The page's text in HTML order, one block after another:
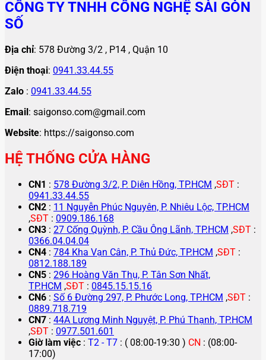
CÔNG TY TNHH CÔNG NGHỆ SÀI GÒN
SỐ
Địa chỉ: 578 Đường 3/2 , P14 , Quận 10
Điện thoại: 0941.33.44.55
Zalo : 0941.33.44.55
Email: saigonso.com@gmail.com
Website: https://saigonso.com
HỆ THỐNG CỬA HÀNG
CN1 : 578 Đường 3/2, P. Diên Hồng, TP.HCM ,SĐT :
0941.33.44.55
CN2 : 11 Nguyễn Phúc Nguyên, P. Nhiêu Lộc, TP.HCM
,SĐT : 0909.186.168
CN3 : 27 Cống Quỳnh, P. Cầu Ông Lãnh, TP.HCM ,SĐT :
0366.04.04.04
CN4 : 784 Kha Vạn Cân, P. Thủ Đức, TP.HCM ,SĐT :
0812.188.189
CN5 : 296 Hoàng Văn Thụ, P. Tân Sơn Nhất,
TP.HCM ,SĐT : 0845.15.15.16
CN6 : Số 6 Đường 297, P. Phước Long, TP.HCM ,SĐT :
0889.718.719
CN7 : 44A Lương Minh Nguyệt, P. Phú Thạnh, TP.HCM
,SĐT : 0977.501.601
Giờ làm việc : T2 - T7 : ( 08:00-19:30 ) CN : (08:00-
17:00)